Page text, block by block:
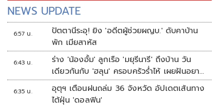
NEWS UPDATE
6:57 น.
ปัตตานีระอุ! ยิง 'อดีตผู้ช่วยผญบ.' ดับคาบ้าน
พัก เมียสาหัส
6:43 น.
ร่าง 'น้องอั้ม' ลูกเรือ 'มยุรีนารี' ถึงบ้าน วัน
เดียวกันกับ 'ฮลุน' ครอบครัวร่ำไห้ เผยฝันอยาก
เป็นทหารเรือ
6:35 น.
อุตุฯ เตือนฝนถล่ม 36 จังหวัด อัปเดตเส้นทาง
ไต้ฝุ่น 'ดอลฟิน'